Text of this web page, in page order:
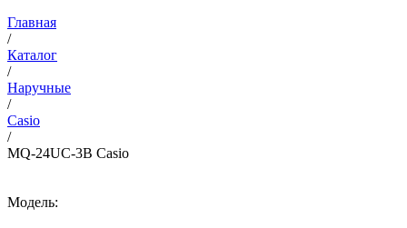
Главная
/
Каталог
/
Наручные
/
Casio
/
MQ-24UC-3B Casio
Модель: